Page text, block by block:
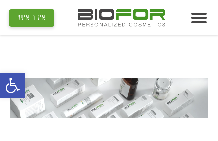
פתח סרגל
אודות
תוצאות
מדיה
איזור אישי Biofor אזהרת שימוש במוצרים